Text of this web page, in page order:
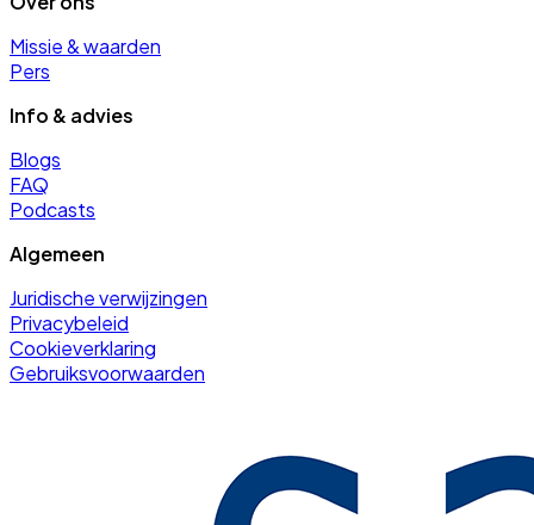
Missie & waarden
Pers
Info & advies
Blogs
FAQ
Podcasts
Algemeen
Juridische verwijzingen
Privacybeleid
Cookieverklaring
Gebruiksvoorwaarden